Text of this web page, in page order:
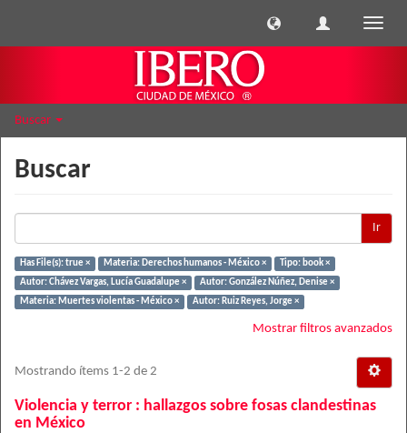
Buscar
Buscar
Ir
Has File(s): true × Materia: Derechos humanos - México ×
Tipo: book ×
Autor: Chávez Vargas, Lucía Guadalupe ×
Autor: González Núñez, Denise ×
Materia: Muertes violentas - México ×
Autor: Ruiz Reyes, Jorge ×
Mostrar filtros avanzados
Mostrando ítems 1-2 de 2
Violencia y terror : hallazgos sobre fosas clandestinas
en México